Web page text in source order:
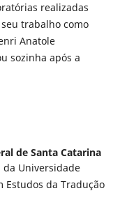
realizadas
trabalho como
Anatole
sozinha após a
de Santa Catarina
da Universidade
Estudos da Tradução